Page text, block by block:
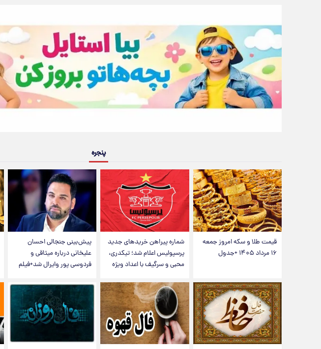
پنجره
قیمت طلا و سکه امروز جمعه
۱۶ مرداد ۱۴۰۵ +جدول
شماره پیراهن خریدهای جدید
پرسپولیس اعلام شد؛ تیکدری،
محبی و سرگیف با اعداد ویژه
پیش‌بینی جنجالی احسان
علیخانی درباره میثاقی و
فردوسی پور وایرال شد+فیلم